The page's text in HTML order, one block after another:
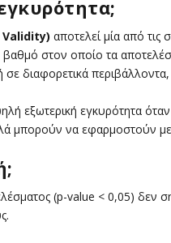
αποτελεί μία από τις
βαθμό στον οποίο τα
διαφορετικά περιβάλλοντα,
εξωτερική εγκυρότητα
μπορούν να εφαρμοστούν
(p-value < 0,05) δεν